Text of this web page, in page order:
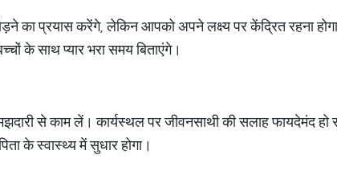
का प्रयास करेंगे, लेकिन आपको अपने लक्ष्य पर केंद्रित रहना
के साथ प्यार भरा समय बिताएंगे।
से काम लें। कार्यस्थल पर जीवनसाथी की सलाह फायदेमंद हो
के स्वास्थ्य में सुधार होगा।